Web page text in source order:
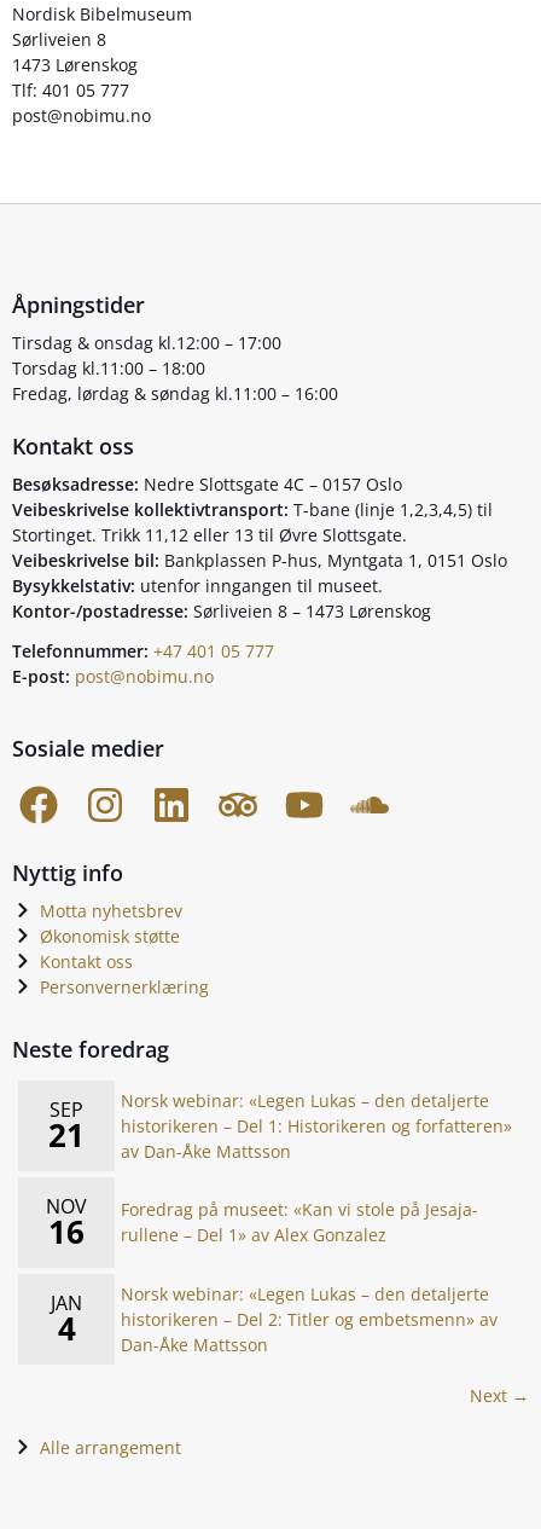
Nordisk Bibelmuseum
Sørliveien 8
1473 Lørenskog
Tlf: 401 05 777
post@nobimu.no
Åpningstider
Tirsdag & onsdag kl.12:00 – 17:00
Torsdag kl.11:00 – 18:00
Fredag, lørdag & søndag kl.11:00 – 16:00
Kontakt oss
Besøksadresse: Nedre Slottsgate 4C – 0157 Oslo
Veibeskrivelse kollektivtransport: T-bane (linje 1,2,3,4,5) til
Stortinget. Trikk 11,12 eller 13 til Øvre Slottsgate.
Veibeskrivelse bil: Bankplassen P-hus, Myntgata 1, 0151 Oslo
Bysykkelstativ: utenfor inngangen til museet.
Kontor-/postadresse: Sørliveien 8 – 1473 Lørenskog
Telefonnummer: +47 401 05 777
E-post: post@nobimu.no
Sosiale medier
Nyttig info
Motta nyhetsbrev
Økonomisk støtte
Kontakt oss
Personvernerklæring
Neste foredrag
SEP
21
Norsk webinar: «Legen Lukas – den detaljerte
historikeren – Del 1: Historikeren og forfatteren»
av Dan-Åke Mattsson
NOV
16
Foredrag på museet: «Kan vi stole på Jesaja-
rullene – Del 1» av Alex Gonzalez
JAN
4
Norsk webinar: «Legen Lukas – den detaljerte
historikeren – Del 2: Titler og embetsmenn» av
Dan-Åke Mattsson
Next →
Alle arrangement